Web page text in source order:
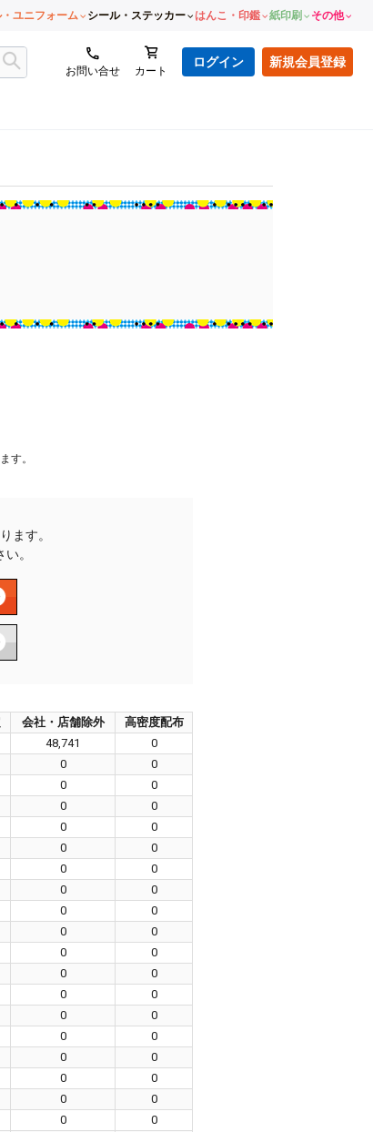
ユニフォーム シール・ステッカー はんこ・印鑑 紙印刷 その他
お問い合せ カート
ログイン 新規会員登録
す。
ます。
。
会社・店舗除外
高密度配布
48,741
0
0
0
0
0
0
0
0
0
0
0
0
0
0
0
0
0
0
0
0
0
0
0
0
0
0
0
0
0
0
0
0
0
0
0
0
0